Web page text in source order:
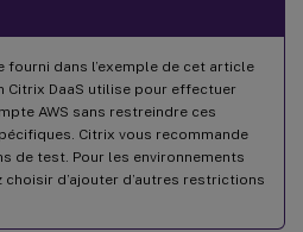
dans l’exemple de cet article
Citrix DaaS utilise pour effectuer
AWS sans restreindre ces
Citrix vous recommande
de test. Pour les environnements
d’ajouter d’autres restrictions